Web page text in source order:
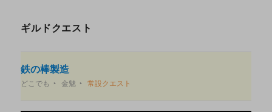
ギルドクエスト
鉄の棒製造
どこでも 金魅 常設クエスト